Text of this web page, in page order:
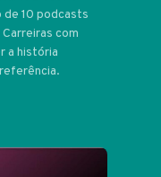
de 10 podcasts
com
a história